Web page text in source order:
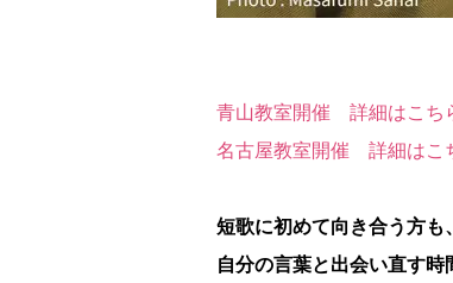
青山教室開催 詳細はこち
名古屋教室開催 詳細はこ
短歌に初めて向き合う方も
自分の言葉と出会い直す時